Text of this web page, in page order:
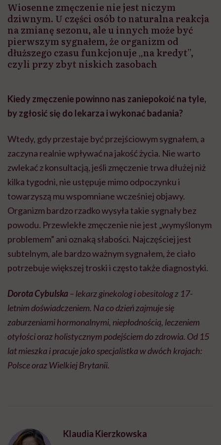
Wiosenne zmęczenie nie jest niczym
dziwnym. U części osób to naturalna reakcja
na zmianę sezonu, ale u innych może być
pierwszym sygnałem, że organizm od
dłuższego czasu funkcjonuje „na kredyt”,
czyli przy zbyt niskich zasobach
Kiedy zmęczenie powinno nas zaniepokoić na tyle,
by zgłosić się do lekarza i wykonać badania?
Wtedy, gdy przestaje być przejściowym sygnałem, a
zaczyna realnie wpływać na jakość życia. Nie warto
zwlekać z konsultacją, jeśli zmęczenie trwa dłużej niż
kilka tygodni, nie ustępuje mimo odpoczynku i
towarzyszą mu wspomniane wcześniej objawy.
Organizm bardzo rzadko wysyła takie sygnały bez
powodu. Przewlekłe zmęczenie nie jest „wymyślonym
problemem” ani oznaką słabości. Najczęściej jest
subtelnym, ale bardzo ważnym sygnałem, że ciało
potrzebuje większej troski i często także diagnostyki.
Dorota Cybulska– lekarz ginekolog i obesitolog z 17-
letnim doświadczeniem. Na co dzień zajmuje się
zaburzeniami hormonalnymi, niepłodnością, leczeniem
otyłości oraz holistycznym podejściem do zdrowia. Od 15
lat mieszka i pracuje jako specjalistka w dwóch krajach:
Polsce oraz Wielkiej Brytanii.
Klaudia Kierzkowska